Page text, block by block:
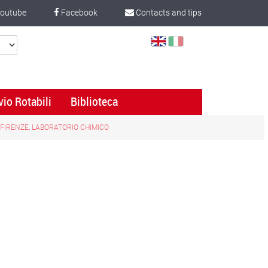
Contacts and tips
Facebook
Select
Rotabili Biblioteca
LABORATORIO CHIMICO